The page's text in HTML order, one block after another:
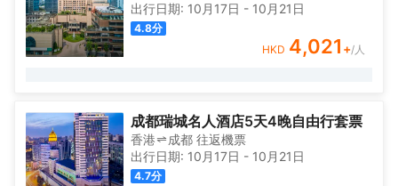
出行日期: 10月17日 - 10月21日
4.8分
HKD 4,021 +/人
成都瑞城名人酒店5天4晚自由行套票
香港 成都 往返機票
出行日期: 10月17日 - 10月21日
4.7分